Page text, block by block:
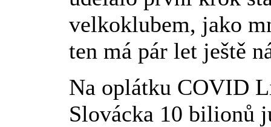
velkoklubem, jako
ten má pár let ještě
Na oplátku COVID
Slovácka 10 bilionů